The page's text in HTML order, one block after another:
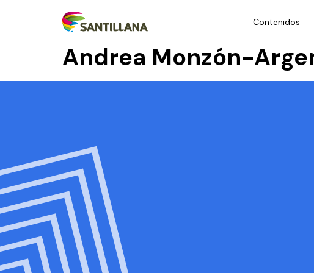
Contenidos
Andrea Monzón-